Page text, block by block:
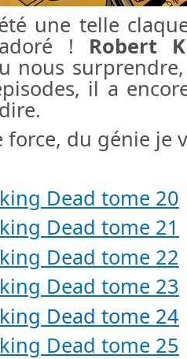
une telle
! Robert
nous
il a
du génie je
Dead tome 20
Dead tome 21
Dead tome 22
Dead tome 23
Dead tome 24
Dead tome 25